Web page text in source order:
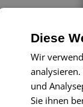
Diese
Wir
und
Sie ihnen